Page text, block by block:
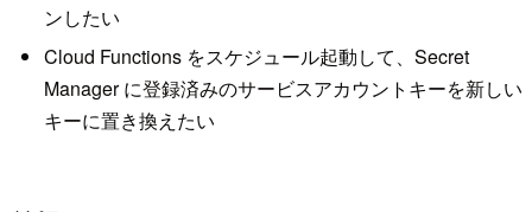
ンしたい
Cloud Functions をスケジュール起動して、Secret
Manager に登録済みのサービスアカウントキーを新しい
キーに置き換えたい